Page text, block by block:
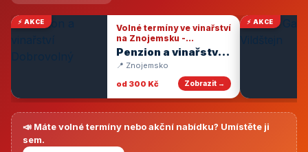
⚡ AKCE
Volné termíny ve vinařství
na Znojemsku -
degustace vín
Penzion a vinařství
Dobrovolný
📍 Znojemsko
od 300 Kč
Zobrazit →
⚡ AKCE
📣 Máte volné termíny nebo akční nabídku? Umístěte ji
sem.